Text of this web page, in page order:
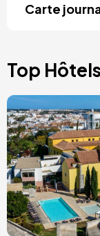
Carte
Top Hôtels
Image